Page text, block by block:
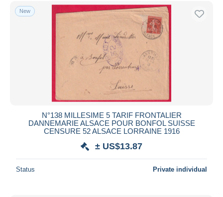
Free shipping
Bank transfer
Bancontact
Maestro
Seller's residence
Entire world
New
N°138 MILLESIME 5 TARIF FRONTALIER
DANNEMARIE ALSACE POUR BONFOL SUISSE
CENSURE 52 ALSACE LORRAINE 1916
± US$13.87
Status Private individual